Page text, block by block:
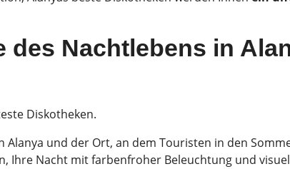
des Nachtlebens in
Diskotheken.
und der Ort, an dem Touristen in den
Ihre Nacht mit farbenfroher Beleuchtung und